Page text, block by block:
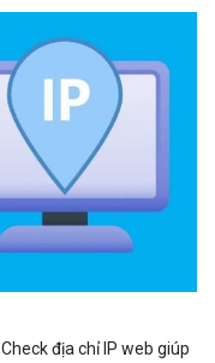
Check địa chỉ IP web giúp